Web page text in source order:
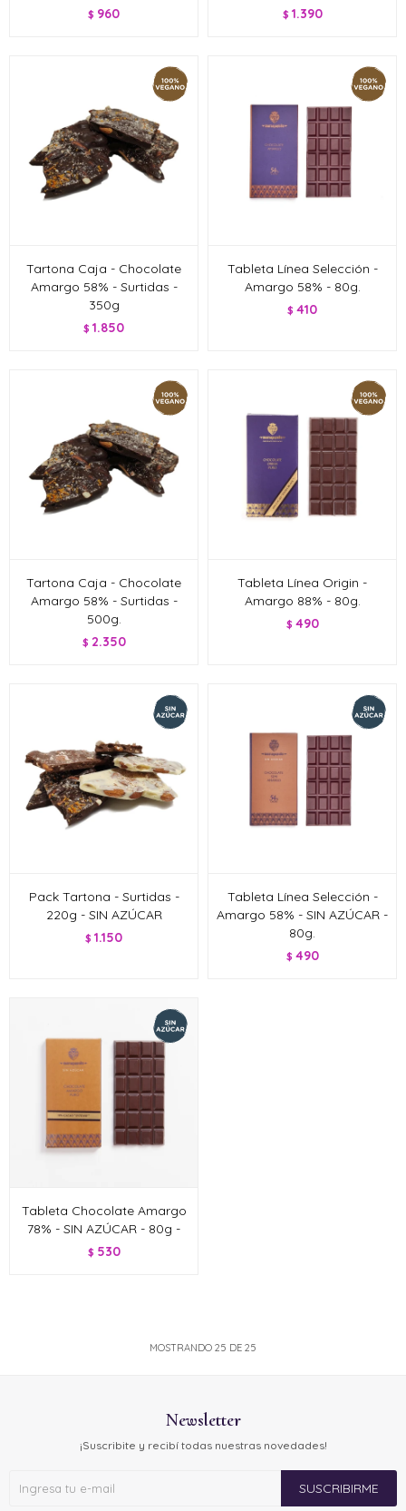
$ 960 $ 1.390
Tartona Caja - Chocolate
Amargo 58% - Surtidas -
350g
$ 1.850
Tableta Línea Selección -
Amargo 58% - 80g.
$ 410
Tartona Caja - Chocolate
Amargo 58% - Surtidas -
500g.
$ 2.350
Tableta Línea Origin -
Amargo 88% - 80g.
$ 490
Pack Tartona - Surtidas -
220g - SIN AZÚCAR
$ 1.150
Tableta Línea Selección -
Amargo 58% - SIN AZÚCAR -
80g.
$ 490
Tableta Chocolate Amargo
78% - SIN AZÚCAR - 80g -
$ 530
MOSTRANDO 25 DE 25
Newsletter
¡Suscribite y recibí todas nuestras novedades!
SUSCRIBIRME